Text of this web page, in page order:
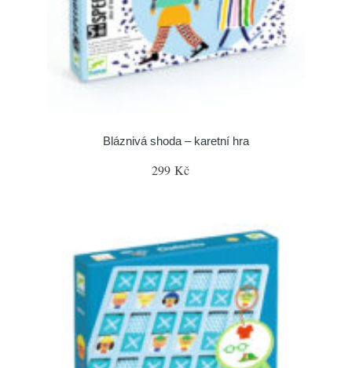
Bláznivá shoda – karetní hra
299 Kč